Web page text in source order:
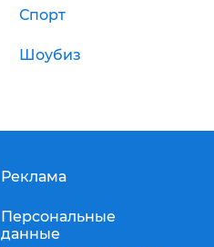
Спорт
Шоубиз
Реклама
Персональные
данные